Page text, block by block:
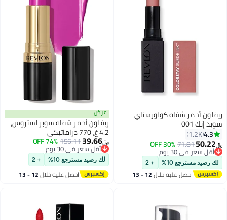
7
ريفلون أحمر شفاه كولورستاي
سويد إنك 001
4.3
1.2K
﷼‏50.22
71.81
30% OFF
أقل سعر في 30 يوم
أقل سعر في 30 يوم
لك رصيد مسترجع 10% + 2
احصل عليه خلال 12 - 13
عرض
ريفلون أحمر شفاه سوبر لستروس،
4.2 غ، 770 دراماتيكي
﷼‏39.66
156.11
74% OFF
أقل سعر في 30 يوم
أقل سعر في 30 يوم
لك رصيد مسترجع 10% + 2
احصل عليه خلال 12 - 13